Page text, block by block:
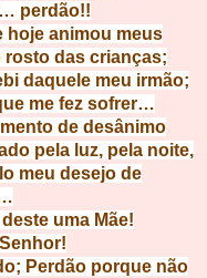
perdão!!
hoje animou meus
rosto das crianças;
daquele meu irmão;
me fez sofrer…
de desânimo
pela luz, pela noite,
meu desejo de
uma Mãe!
Perdão porque não